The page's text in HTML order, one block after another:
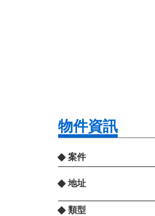
物件資訊
案件
地址
類型